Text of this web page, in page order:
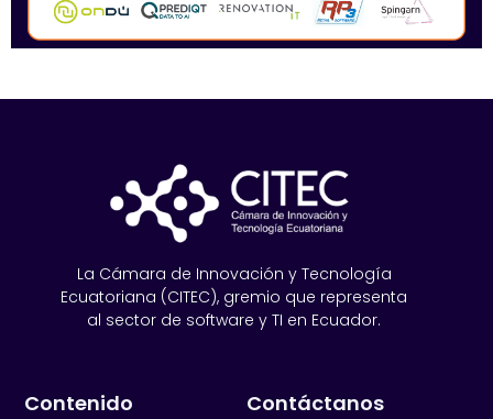
La Cámara de Innovación y Tecnología
Ecuatoriana (CITEC), gremio que representa
al sector de software y TI en Ecuador.
Contenido Contáctanos